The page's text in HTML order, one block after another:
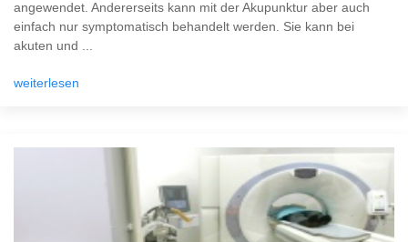
angewendet. Andererseits kann mit der Akupunktur aber auch
einfach nur symptomatisch behandelt werden. Sie kann bei
akuten und ...
weiterlesen